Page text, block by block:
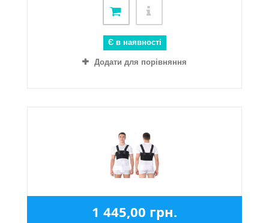
Є в наявності
Додати для порівняння
1 445,00 грн.